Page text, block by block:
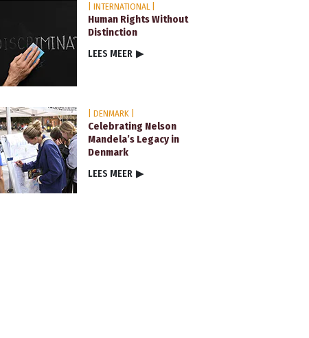
| INTERNATIONAL |
Human Rights Without
Distinction
LEES MEER ▶
| DENMARK |
Celebrating Nelson
Mandela’s Legacy in
Denmark
LEES MEER ▶